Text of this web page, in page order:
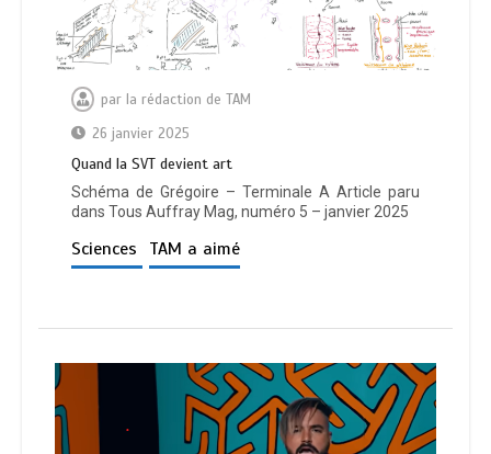
par la rédaction de TAM
26 janvier 2025
Quand la SVT devient art
Schéma de Grégoire – Terminale A Article paru
dans Tous Auffray Mag, numéro 5 – janvier 2025
Sciences TAM a aimé